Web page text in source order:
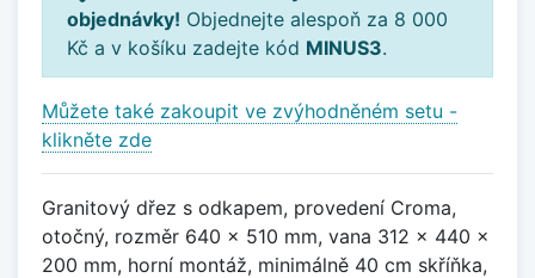
objednávky! Objednejte alespoň za 8 000
Kč a v košíku zadejte kód MINUS3.
Můžete také zakoupit ve zvýhodněném setu -
klikněte zde
Granitový dřez s odkapem, provedení Croma,
otočný, rozměr 640 x 510 mm, vana 312 x 440 x
200 mm, horní montáž, minimálně 40 cm skříňka,